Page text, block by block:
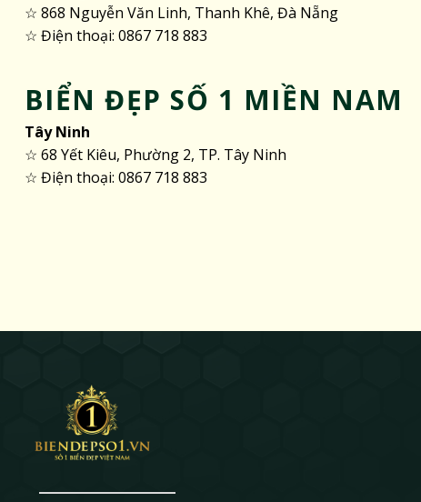
☆ 868 Nguyễn Văn Linh, Thanh Khê, Đà Nẵng
☆ Điện thoại: 0867 718 883
BIỂN ĐẸP SỐ 1 MIỀN NAM
Tây Ninh
☆ 68 Yết Kiêu, Phường 2, TP. Tây Ninh
☆ Điện thoại: 0867 718 883